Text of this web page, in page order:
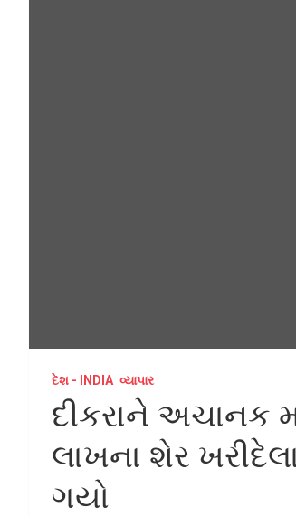
દેશ - INDIA વ્યાપાર
દીકરાને અચાનક
લાખના શેર
ગયો